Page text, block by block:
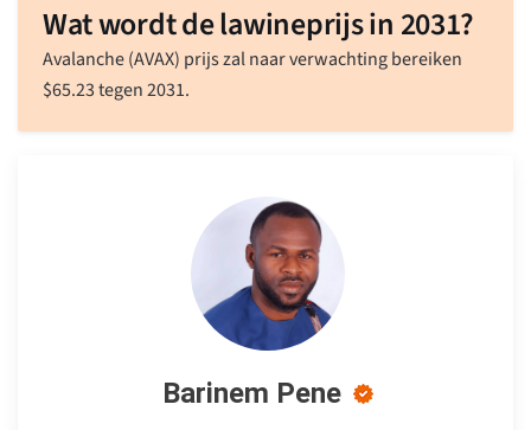
Wat wordt de lawineprijs in 2031?
Avalanche (AVAX) prijs zal naar verwachting bereiken
$65.23tegen 2031.
Barinem Pene